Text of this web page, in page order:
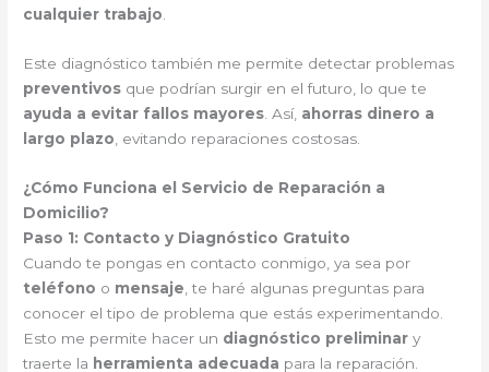
cualquier trabajo
Este diagnóstico también me permite detectar problemas
preventivos que podrían surgir en el futuro, lo que te
ayuda a evitar fallos mayores . Así, ahorras dinero a
largo plazo , evitando reparaciones costosas.
¿Cómo Funciona el Servicio de Reparación a
Domicilio?
Paso 1: Contacto y Diagnóstico Gratuito
Cuando te pongas en contacto conmigo, ya sea por
teléfono o mensaje , te haré algunas preguntas para
conocer el tipo de problema que estás experimentando.
Esto me permite hacer un diagnóstico preliminar y
traerte la herramienta adecuada para la reparación.